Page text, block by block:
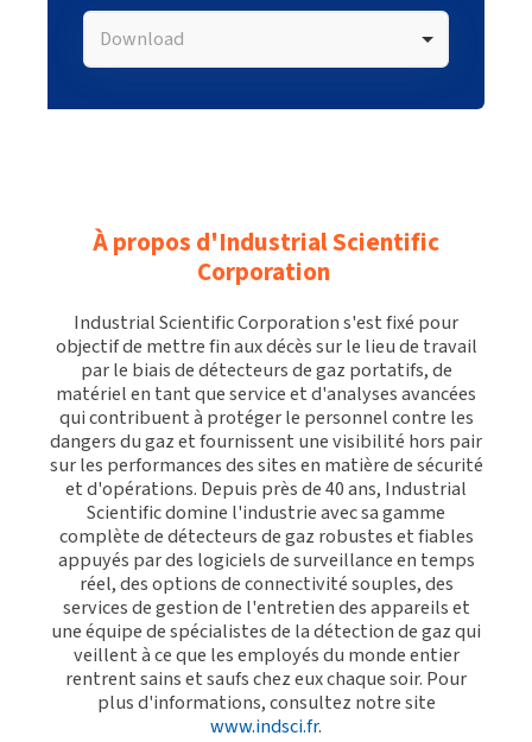
Download
À propos d'Industrial Scientific
Corporation
Industrial Scientific Corporation s'est fixé pour
objectif de mettre fin aux décès sur le lieu de travail
par le biais de détecteurs de gaz portatifs, de
matériel en tant que service et d'analyses avancées
qui contribuent à protéger le personnel contre les
dangers du gaz et fournissent une visibilité hors pair
sur les performances des sites en matière de sécurité
et d'opérations. Depuis près de 40 ans, Industrial
Scientific domine l'industrie avec sa gamme
complète de détecteurs de gaz robustes et fiables
appuyés par des logiciels de surveillance en temps
réel, des options de connectivité souples, des
services de gestion de l'entretien des appareils et
une équipe de spécialistes de la détection de gaz qui
veillent à ce que les employés du monde entier
rentrent sains et saufs chez eux chaque soir. Pour
plus d'informations, consultez notre site
www.indsci.fr.